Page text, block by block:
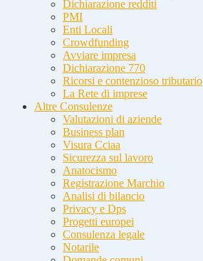
Dichiarazione redditi
PMI
Enti Locali
Crowdfunding
Avviare impresa
Dichiarazione 770
Ricorsi e contenzioso tributario
La Rete di imprese
Altre Consulenze
Valutazioni di aziende
Business plan
Visura Cciaa
Sicurezza sul lavoro
Anatocismo
Registrazione Marchio
Analisi di bilancio
Privacy e Dps
Progetti europei
Consulenza legale
Notarile